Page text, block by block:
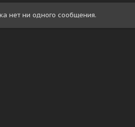
нет ни одного сообщения.